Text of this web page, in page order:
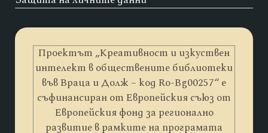
Проектът „Креативност и изкуствен
интелект в обществените библиотеки
във Враца и Долж – код Ro-Bg00257“ е
съфинансиран от Европейския съюз от
Европейския фонд за регионално
развитие в рамките на програмата